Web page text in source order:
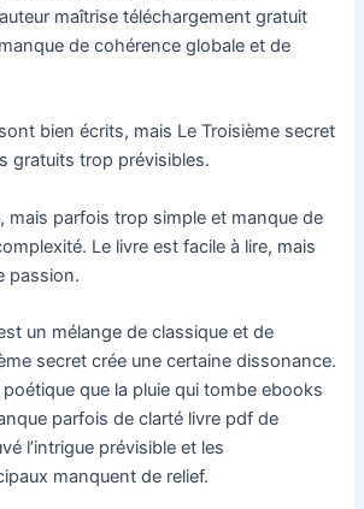
maîtrise téléchargement gratuit
de cohérence globale et de
bien écrits, mais Le Troisième secret
gratuits trop prévisibles.
mais parfois trop simple et manque de
Le livre est facile à lire, mais
passion.
un mélange de classique et de
secret crée une certaine dissonance.
poétique que la pluie qui tombe ebooks
parfois de clarté livre pdf de
l’intrigue prévisible et les
manquent de relief.